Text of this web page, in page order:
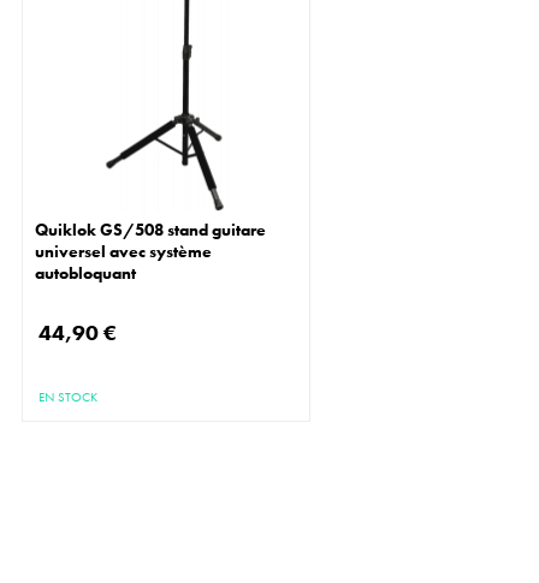
Quiklok GS/508 stand guitare
universel avec système
autobloquant
44,90 €
EN STOCK